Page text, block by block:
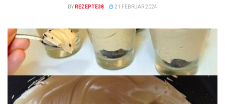
BY REZEPTE38 21 FEBRUAR 2024